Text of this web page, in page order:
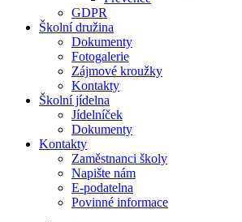
GDPR
Školní družina
Dokumenty
Fotogalerie
Zájmové kroužky
Kontakty
Školní jídelna
Jídelníček
Dokumenty
Kontakty
Zaměstnanci školy
Napište nám
E-podatelna
Povinné informace